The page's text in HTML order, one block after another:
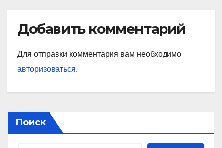
Добавить комментарий
Для отправки комментария вам необходимо
авторизоваться.
Поиск